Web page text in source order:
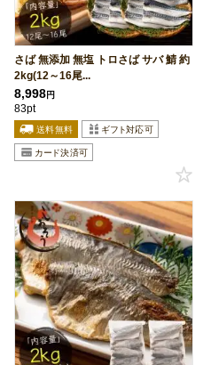
さば 無添加 無塩 トロさば サバ 鯖 約
2kg(12～16尾...
8,998円
83pt